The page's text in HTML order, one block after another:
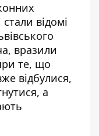
відомі
, вразили
те, що
відбулися,
а